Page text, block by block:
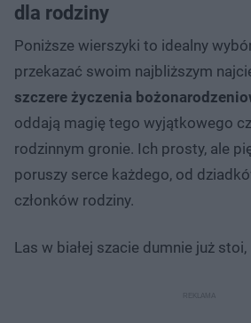
dla rodziny
Poniższe wierszyki to idealny
przekazać swoim najbliższym
szczere życzenia
oddają magię tego wyjątkowego
rodzinnym gronie. Ich prosty, ale
poruszy serce każdego, od
członków rodziny.
Las w białej szacie dumnie już stoi,